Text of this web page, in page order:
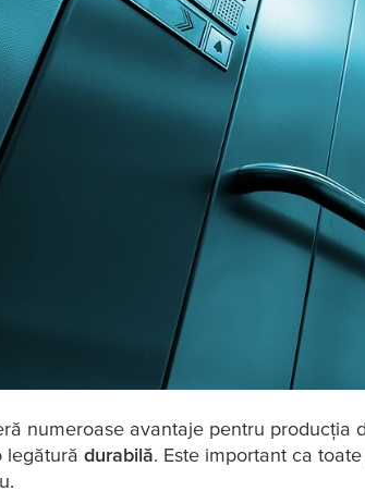
numeroase avantaje pentru producția
legătură durabilă. Este important ca